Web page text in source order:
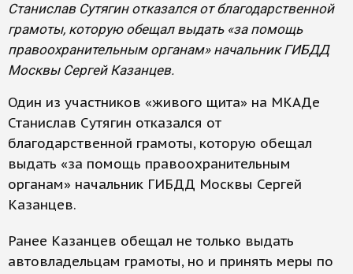
Станислав Сутягин отказался от благодарственной
грамоты, которую обещал выдать «за помощь
правоохранительным органам» начальник ГИБДД
Москвы Сергей Казанцев.
Один из участников «живого щита» на МКАДе
Станислав Сутягин отказался от
благодарственной грамоты, которую обещал
выдать «за помощь правоохранительным
органам» начальник ГИБДД Москвы Сергей
Казанцев.
Ранее Казанцев обещал не только выдать
автовладельцам грамоты, но и принять меры по